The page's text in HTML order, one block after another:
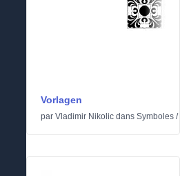
Vorlagen
par Vladimir Nikolic dans Symboles /